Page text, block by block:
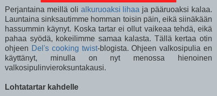
Perjantaina meillä oli alkuruoaksi lihaa ja pääruoaksi kalaa.
Launtaina sinksautimme homman toisin päin, eikä siinäkään
hassummin käynyt. Koska tartar ei ollut vaikeaa tehdä, eikä
pahaa syödä, kokeilimme samaa kalasta. Tällä kertaa otin
ohjeen Del's cooking twist-blogista. Ohjeen valkosipulia en
käyttänyt, minulla on nyt menossa hienoinen
valkosipulinvieroksuntakausi.
Lohtatartar kahdelle